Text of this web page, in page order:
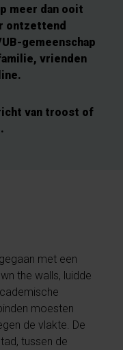
meer dan ooit
ontzettend
gemeenschap
vrienden
van troost of
met een
the walls, luidde
moesten
de vlakte. De
tussen de